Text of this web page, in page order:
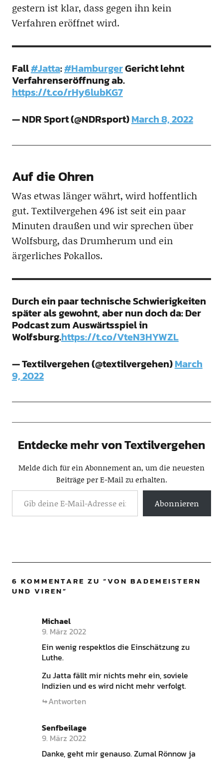
gestern ist klar, dass gegen ihn kein
Verfahren eröffnet wird.
Fall#Jatta:#HamburgerGericht lehnt
Verfahrenseröffnung ab.
https://t.co/rHy6lubKG7
— NDR Sport (@NDRsport)March 8, 2022
Auf die Ohren
Was etwas länger währt, wird hoffentlich
gut. Textilvergehen 496 ist seit ein paar
Minuten draußen und wir sprechen über
Wolfsburg, das Drumherum und ein
ärgerliches Pokallos.
Durch ein paar technische Schwierigkeiten
später als gewohnt, aber nun doch da: Der
Podcast zum Auswärtsspiel in
Wolfsburg.https://t.co/VteN3HYWZL
— Textilvergehen (@textilvergehen)March
9, 2022
Entdecke mehr von Textilvergehen
Melde dich für ein Abonnement an, um die neuesten
Beiträge per E-Mail zu erhalten.
Abonnieren
6 KOMMENTARE ZU “VON BADEMEISTERN
UND VIREN”
Michael
9. März 2022
Ein wenig respektlos die Einschätzung zu
Luthe.
Zu Jatta fällt mir nichts mehr ein, soviele
Indizien und es wird nicht mehr verfolgt.
Antworten
Senfbeilage
9. März 2022
Danke, geht mir genauso. Zumal Rönnow ja